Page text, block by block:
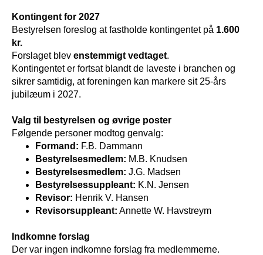
Kontingent for 2027
Bestyrelsen foreslog at fastholde kontingentet på 1.600
kr.
Forslaget blev enstemmigt vedtaget.
Kontingentet er fortsat blandt de laveste i branchen og
sikrer samtidig, at foreningen kan markere sit 25‑års
jubilæum i 2027.
Valg til bestyrelsen og øvrige poster
Følgende personer modtog genvalg:
Formand: F.B. Dammann
Bestyrelsesmedlem: M.B. Knudsen
Bestyrelsesmedlem: J.G. Madsen
Bestyrelsessuppleant: K.N. Jensen
Revisor: Henrik V. Hansen
Revisorsuppleant: Annette W. Havstreym
Indkomne forslag
Der var ingen indkomne forslag fra medlemmerne.